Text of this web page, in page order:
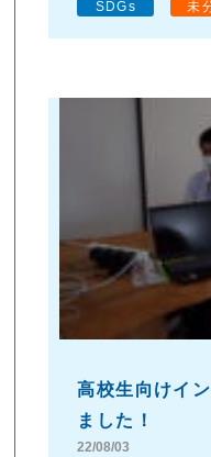
SDGs 未
高校生向けイ
ました！
22/08/03